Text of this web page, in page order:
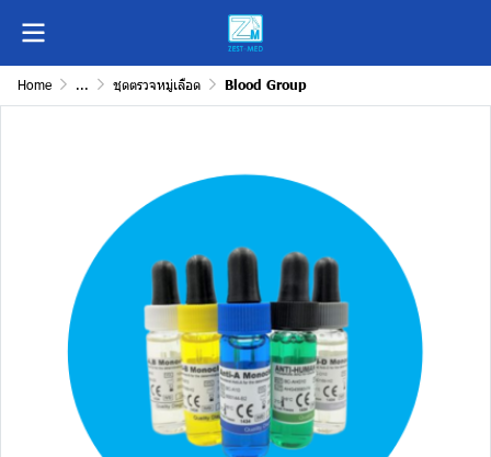
Home ... ชุดตรวจหมู่เลือด Blood Group